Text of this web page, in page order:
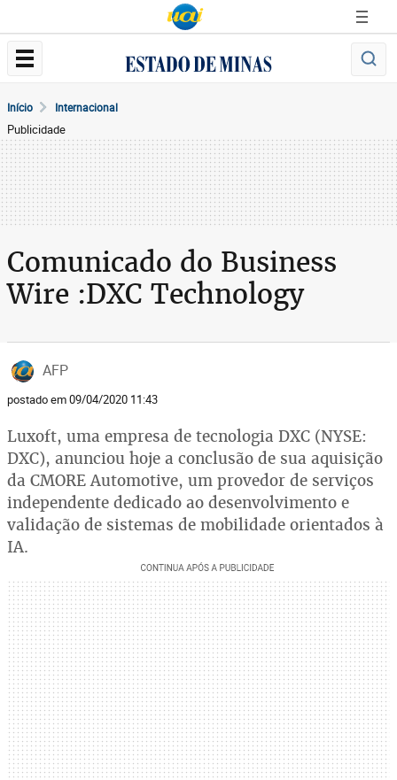
Início Internacional
Publicidade
Comunicado do Business
Wire :DXC Technology
AFP
postado em 09/04/2020 11:43
Luxoft, uma empresa de tecnologia DXC (NYSE:
DXC), anunciou hoje a conclusão de sua aquisição
da CMORE Automotive, um provedor de serviços
independente dedicado ao desenvolvimento e
validação de sistemas de mobilidade orientados à
IA.